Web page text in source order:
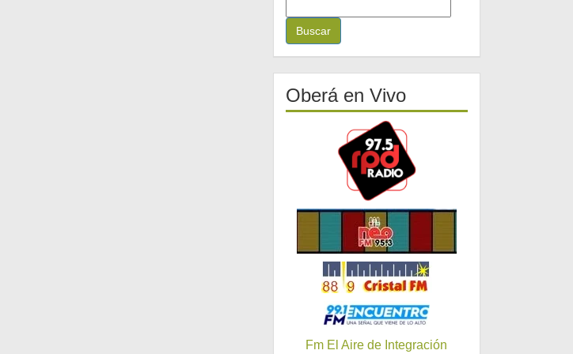
u
c
a
r
:
Oberá en Vivo
Fm El Aire de Integración